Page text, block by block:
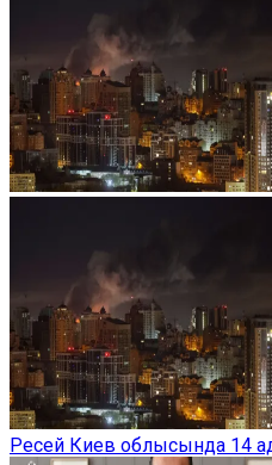
Ресей Киев облысында 14